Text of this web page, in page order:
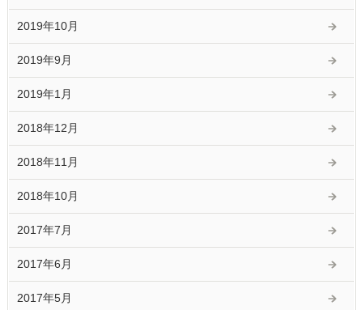
2019年10月
2019年9月
2019年1月
2018年12月
2018年11月
2018年10月
2017年7月
2017年6月
2017年5月